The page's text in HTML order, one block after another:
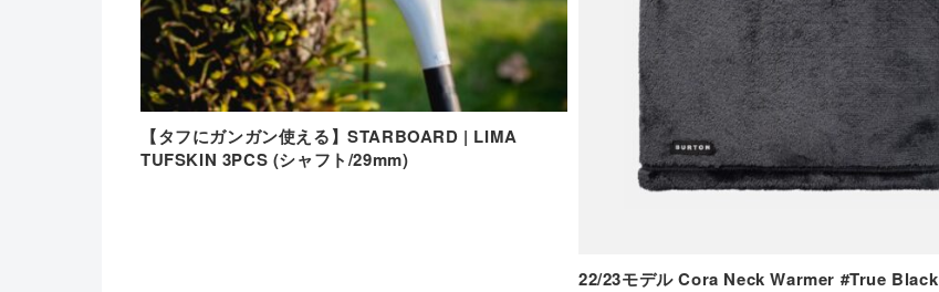
【タフにガンガン使える】STARBOARD | LIMA
TUFSKIN 3PCS (シャフト/29mm)
22/23モデル Cora Neck Warmer #True Black